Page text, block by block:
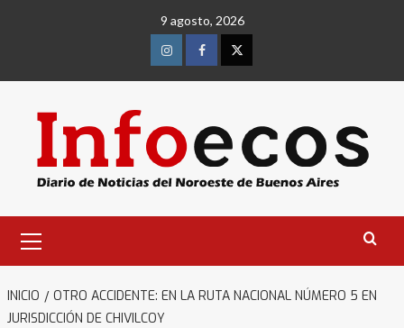
9 agosto, 2026
InstagramFacebookTwitter
primario
INICIO
OTRO ACCIDENTE: EN LA RUTA NACIONAL NÚMERO 5 EN
JURISDICCIÓN DE CHIVILCOY